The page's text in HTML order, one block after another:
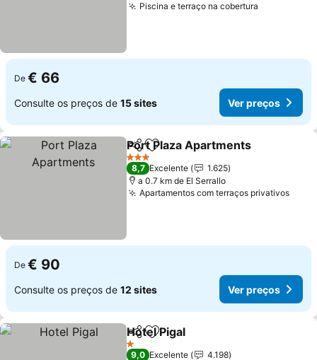
Piscina e terraço na cobertura
De € 66
Consulte os preços de 15 sites Ver preços
PartilharAdicionar aos favoritos
Port Plaza Apartments
3 Estrelas
8,7 Excelente
1.625
a 0.7 km de El Serrallo
Apartamentos com terraços privativosVer
De € 90
Consulte os preços de 12 sites Ver preços
PartilharAdicionar aos favoritos
Hotel Pigal
1 Estrelas
9,0 Excelente
4.198